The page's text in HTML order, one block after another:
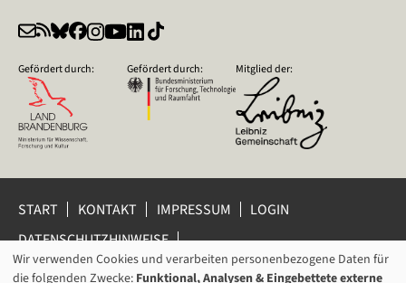
Gefördert durch: Gefördert durch: Mitglied der:
START KONTAKT IMPRESSUM
LOGIN
DATENSCHUTZHINWEISE
DATENSCHUTZ-EINSTELLUNGEN
HINWEISGEBERSCHUTZ
Wir verwenden Cookies und verarbeiten personenbezogene Daten für
die folgenden Zwecke: Funktional, Analysen & Eingebettete externe